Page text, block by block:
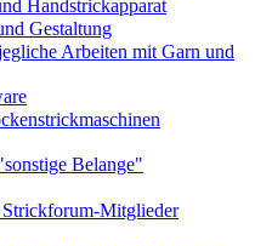
Handstrickapparat
Gestaltung
Arbeiten mit Garn und
Belange"
Mitglieder